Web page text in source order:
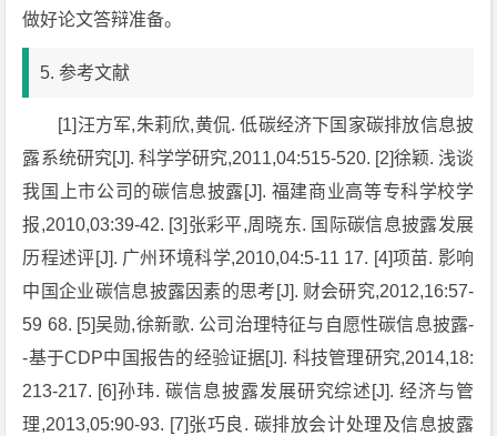
做好论文答辩准备。
5. 参考文献
[1]汪方军,朱莉欣,黄侃. 低碳经济下国家碳排放信息披
露系统研究[J]. 科学学研究,2011,04:515-520. [2]徐颖. 浅谈
我国上市公司的碳信息披露[J]. 福建商业高等专科学校学
报,2010,03:39-42. [3]张彩平,周晓东. 国际碳信息披露发展
历程述评[J]. 广州环境科学,2010,04:5-11 17. [4]项苗. 影响
中国企业碳信息披露因素的思考[J]. 财会研究,2012,16:57-
59 68. [5]吴勋,徐新歌. 公司治理特征与自愿性碳信息披露-
-基于CDP中国报告的经验证据[J]. 科技管理研究,2014,18:
213-217. [6]孙玮. 碳信息披露发展研究综述[J]. 经济与管
理,2013,05:90-93. [7]张巧良. 碳排放会计处理及信息披露